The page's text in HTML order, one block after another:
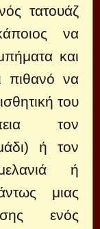
τατουάζ
να
και
πιθανό να
του
τον
ή τον
ή
μιας
ενός